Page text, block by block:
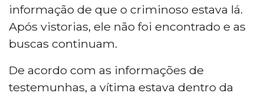
informação de que o criminoso estava lá.
Após vistorias, ele não foi encontrado e as
buscas continuam.
De acordo com as informações de
testemunhas, a vítima estava dentro da